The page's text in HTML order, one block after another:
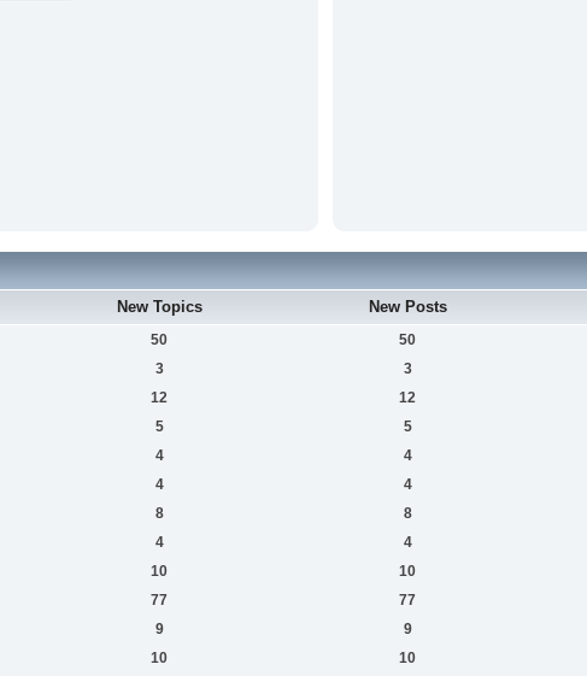
New Topics New Posts
50 50
3 3
12 12
5 5
4 4
4 4
8 8
4 4
10 10
77 77
9 9
10 10